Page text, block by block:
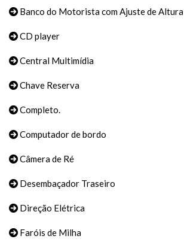
Banco do Motorista com Ajuste de Altura
CD player
Central Multimídia
Chave Reserva
Completo.
Computador de bordo
Câmera de Ré
Desembaçador Traseiro
Direção Elétrica
Faróis de Milha